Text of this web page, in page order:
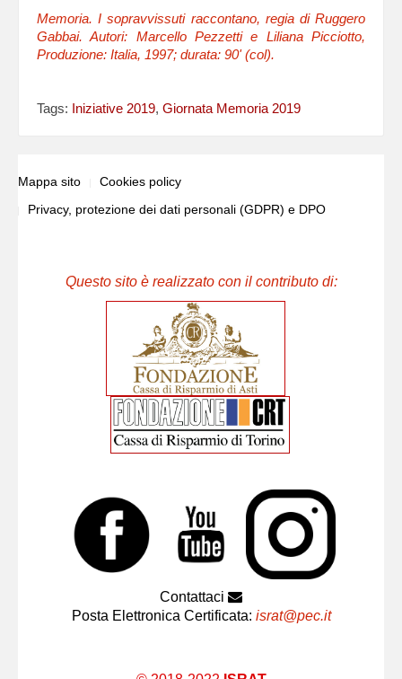
Memoria. I sopravvissuti raccontano, regia di Ruggero
Gabbai. Autori: Marcello Pezzetti e Liliana Picciotto,
Produzione: Italia, 1997; durata: 90' (col).
Tags: Iniziative 2019, Giornata Memoria 2019
Mappa sito
Cookies policy
Privacy, protezione dei dati personali (GDPR) e DPO
Questo sito è realizzato con il contributo di:
Contattaci
Posta Elettronica Certificata: israt@pec.it